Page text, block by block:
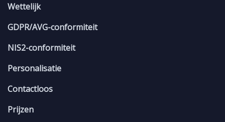
Wettelijk
GDPR/AVG-conformiteit
NIS2-conformiteit
Personalisatie
Contactloos
Prijzen